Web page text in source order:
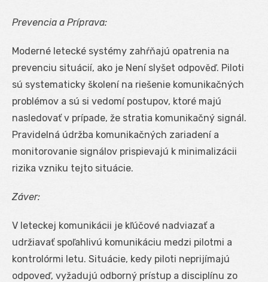
Prevencia a Príprava:
Moderné letecké systémy zahŕňajú opatrenia na
prevenciu situácií, ako je Není slyšet odpověď. Piloti
sú systematicky školení na riešenie komunikačných
problémov a sú si vedomí postupov, ktoré majú
nasledovať v prípade, že stratia komunikačný signál.
Pravidelná údržba komunikačných zariadení a
monitorovanie signálov prispievajú k minimalizácii
rizika vzniku tejto situácie.
Záver:
V leteckej komunikácii je kľúčové nadviazať a
udržiavať spoľahlivú komunikáciu medzi pilotmi a
kontrolórmi letu. Situácie, kedy piloti neprijímajú
odpoveď, vyžadujú odborný prístup a disciplínu zo